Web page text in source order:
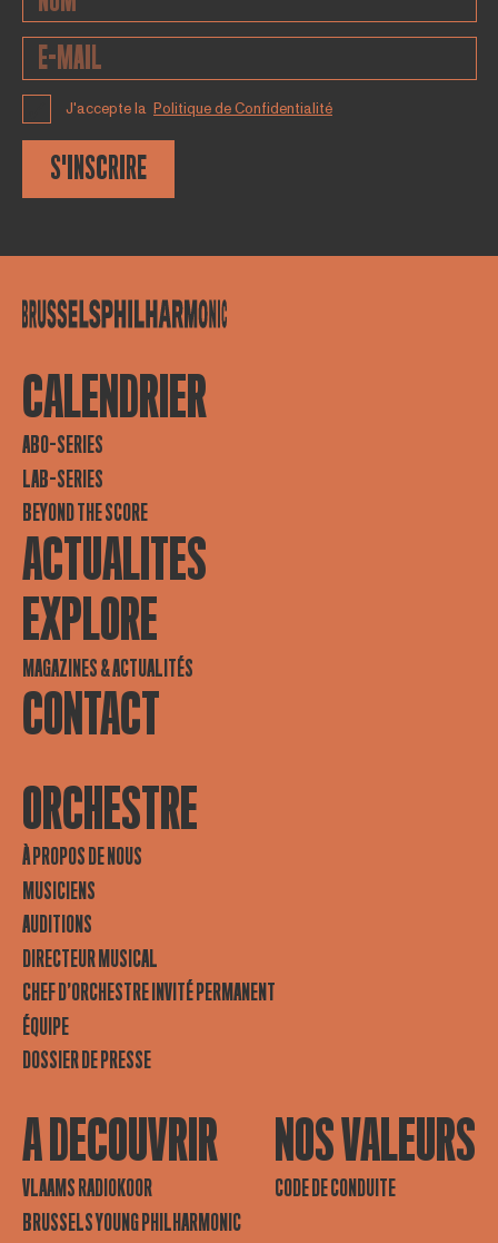
J'accepte la Politique de Confidentialité
S'INSCRIRE
CALENDRIER
ABO-SERIES
LAB-SERIES
BEYOND THE SCORE
ACTUALITES
EXPLORE
MAGAZINES & ACTUALITÉS
CONTACT
ORCHESTRE
À PROPOS DE NOUS
MUSICIENS
AUDITIONS
DIRECTEUR MUSICAL
CHEF D’ORCHESTRE INVITÉ PERMANENT
ÉQUIPE
DOSSIER DE PRESSE
A DECOUVRIR
VLAAMS RADIOKOOR
BRUSSELS YOUNG PHILHARMONIC
NOS VALEURS
CODE DE CONDUITE